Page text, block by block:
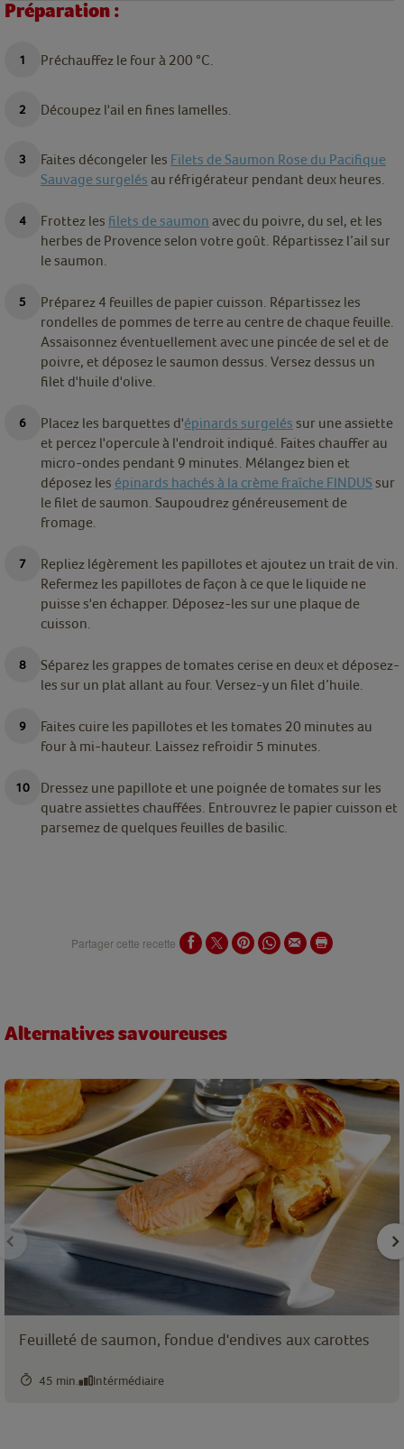
Préparation :
Préchauffez le four à 200 °C.
Découpez l'ail en fines lamelles.
Faites décongeler les Filets de Saumon Rose du Pacifique
Sauvage surgelés au réfrigérateur pendant deux heures.
Frottez les filets de saumon avec du poivre, du sel, et les
herbes de Provence selon votre goût. Répartissez l’ail sur
le saumon.
Préparez 4 feuilles de papier cuisson. Répartissez les
rondelles de pommes de terre au centre de chaque feuille.
Assaisonnez éventuellement avec une pincée de sel et de
poivre, et déposez le saumon dessus. Versez dessus un
filet d'huile d'olive.
Placez les barquettes d'épinards surgelés sur une assiette
et percez l'opercule à l'endroit indiqué. Faites chauffer au
micro-ondes pendant 9 minutes. Mélangez bien et
déposez les épinards hachés à la crème fraîche FINDUS sur
le filet de saumon. Saupoudrez généreusement de
fromage.
Repliez légèrement les papillotes et ajoutez un trait de vin.
Refermez les papillotes de façon à ce que le liquide ne
puisse s'en échapper. Déposez-les sur une plaque de
cuisson.
Séparez les grappes de tomates cerise en deux et déposez-
les sur un plat allant au four. Versez-y un filet d’huile.
Faites cuire les papillotes et les tomates 20 minutes au
four à mi-hauteur. Laissez refroidir 5 minutes.
Dressez une papillote et une poignée de tomates sur les
quatre assiettes chauffées. Entrouvrez le papier cuisson et
parsemez de quelques feuilles de basilic.
Partager cette recette
Alternatives savoureuses
Feuilleté de saumon, fondue d'endives aux carottes
45 min. Intérmédiaire